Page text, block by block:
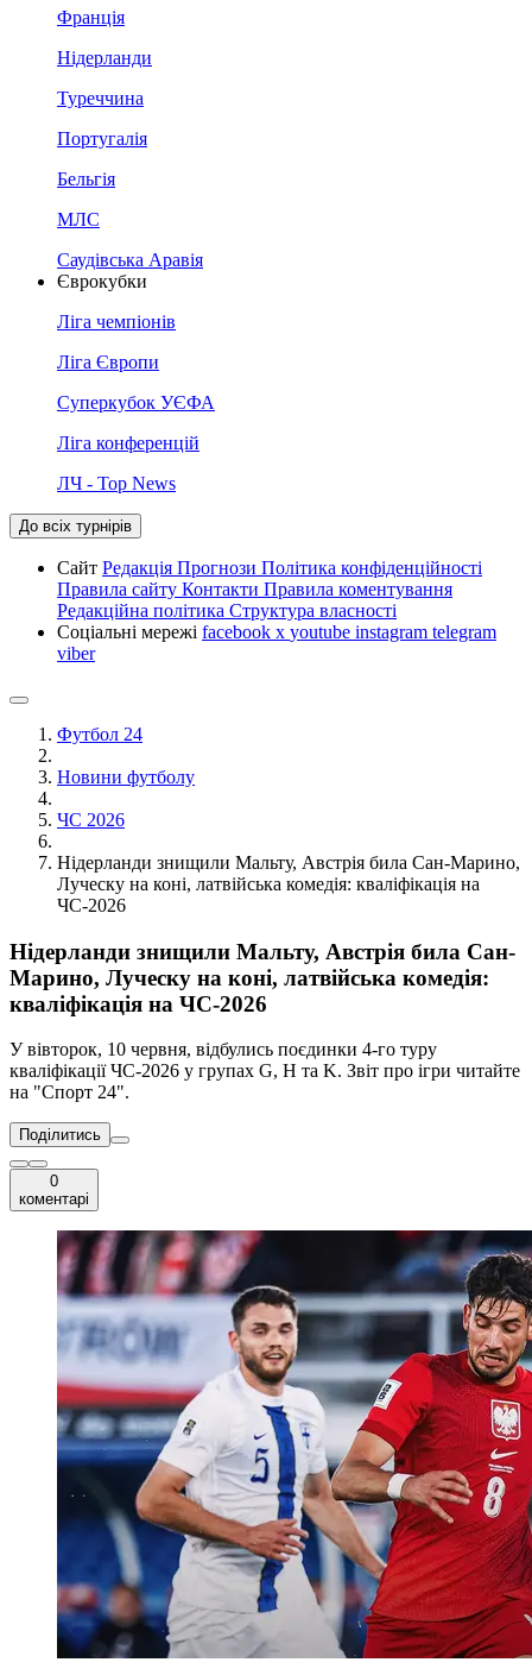
Франція
Нідерланди
Туреччина
Португалія
Бельгія
МЛС
Саудівська Аравія
Єврокубки
Ліга чемпіонів
Ліга Європи
Суперкубок УЄФА
Ліга конференцій
ЛЧ - Top News
До всіх турнірів
Сайт Редакція Прогнози Політика конфіденційності
Правила сайту Контакти Правила коментування
Редакційна політика Структура власності
Соціальні мережі facebook x youtube instagram telegram
viber
Футбол 24
Новини футболу
ЧС 2026
Нідерланди знищили Мальту, Австрія била Сан-Марино,
Луческу на коні, латвійська комедія: кваліфікація на
ЧС-2026
Нідерланди знищили Мальту, Австрія била Сан-
Марино, Луческу на коні, латвійська комедія:
кваліфікація на ЧС-2026
У вівторок, 10 червня, відбулись поєдинки 4-го туру
кваліфікації ЧС-2026 у групах G, H та K. Звіт про ігри читайте
на "Спорт 24".
Поділитись
0
коментарі